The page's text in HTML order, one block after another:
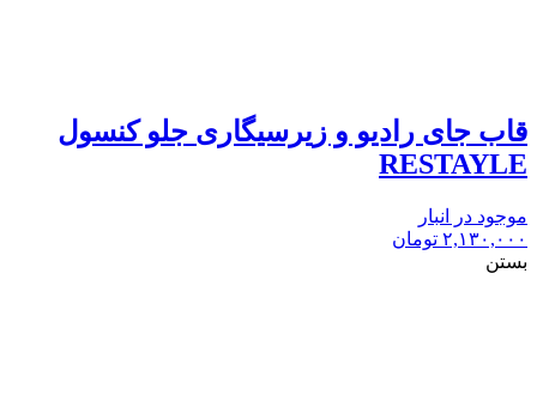
قاب جای رادیو و زیرسیگاری جلو کنسول
RESTAYLE
موجود در انبار
۲,۱۳۰,۰۰۰ تومان
بستن